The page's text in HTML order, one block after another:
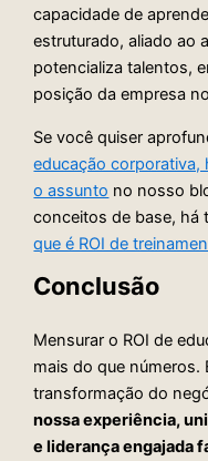
capacidade de
estruturado, aliado ao
potencializa talentos,
posição da empresa
Se você quiser
educação
o assunto no nosso
conceitos de base,
que é ROI de
Conclusão
Mensurar o ROI de
mais do que números.
transformação do
nossa experiência,
e liderança engajada